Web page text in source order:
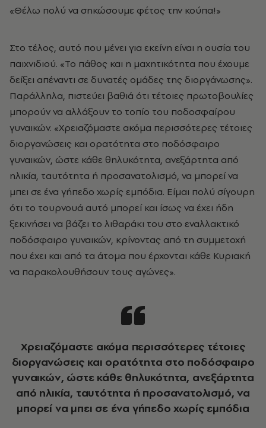
«Θέλω πολύ να σηκώσουμε φέτος την κούπα!»
Στο τέλος, αυτό που μένει για εκείνη είναι η ουσία του
παιχνιδιού. «Το πάθος και η μαχητικότητα που έχουμε
δείξει απέναντι σε δυνατές ομάδες της διοργάνωσης».
Παράλληλα, πιστεύει βαθιά ότι τέτοιες πρωτοβουλίες
μπορούν να αλλάξουν το τοπίο του ποδοσφαίρου
γυναικών. «Χρειαζόμαστε ακόμα περισσότερες τέτοιες
διοργανώσεις και ορατότητα στο ποδόσφαιρο
γυναικών, ώστε κάθε θηλυκότητα, ανεξάρτητα από
ηλικία, ταυτότητα ή προσανατολισμό, να μπορεί να
μπει σε ένα γήπεδο χωρίς εμπόδια. Είμαι πολύ σίγουρη
ότι το τουρνουά αυτό μπορεί και ίσως να έχει ήδη
ξεκινήσει να βάζει το λιθαράκι του στο εναλλακτικό
ποδόσφαιρο γυναικών, κρίνοντας από τη συμμετοχή
που έχει και από τα άτομα που έρχονται κάθε Κυριακή
να παρακολουθήσουν τους αγώνες».
Χρειαζόμαστε ακόμα περισσότερες τέτοιες
διοργανώσεις και ορατότητα στο ποδόσφαιρο
γυναικών, ώστε κάθε θηλυκότητα, ανεξάρτητα
από ηλικία, ταυτότητα ή προσανατολισμό, να
μπορεί να μπει σε ένα γήπεδο χωρίς εμπόδια